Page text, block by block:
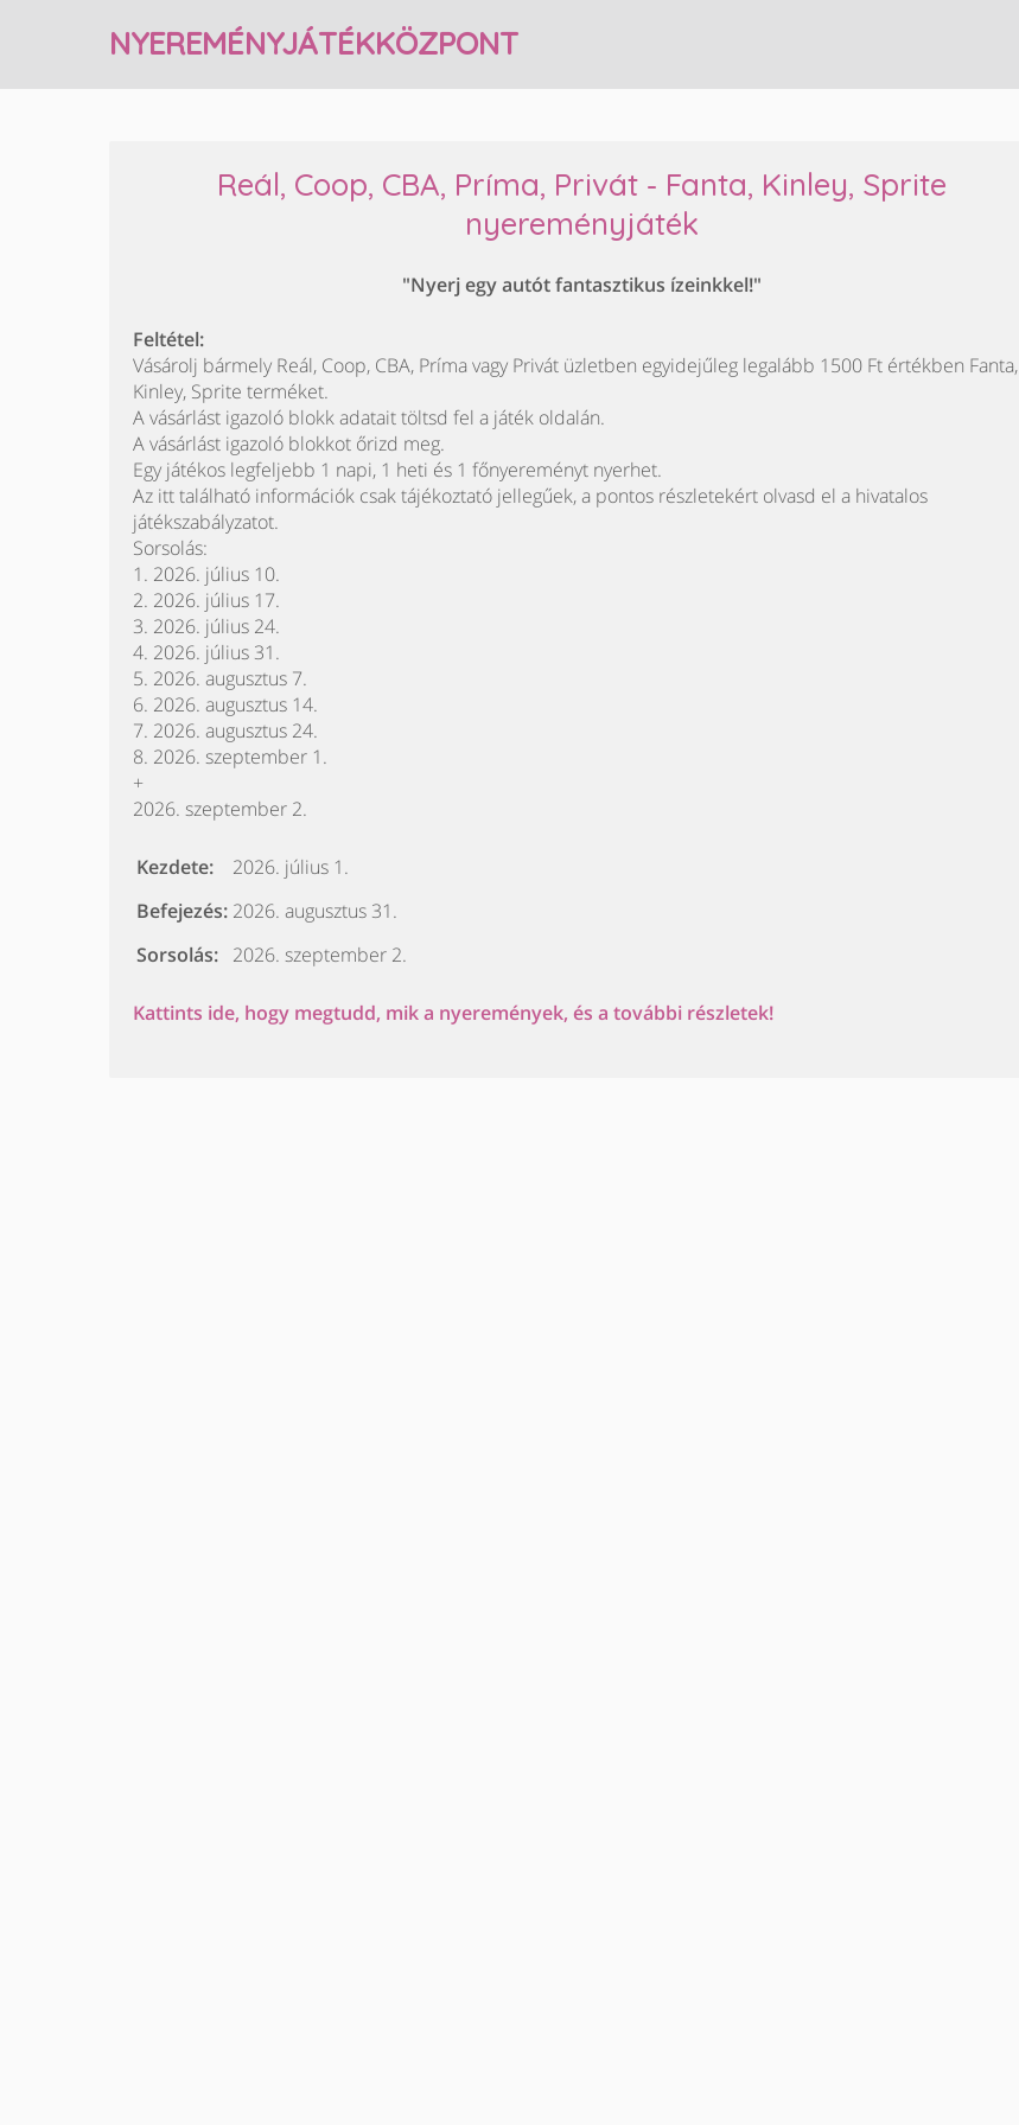
NYEREMÉNYJÁTÉKKÖZPONT
Reál, Coop, CBA, Príma, Privát - Fanta, Kinley, Sprite
nyereményjáték
"Nyerj egy autót fantasztikus ízeinkkel!"
Feltétel:
Vásárolj bármely Reál, Coop, CBA, Príma vagy Privát üzletben egyidejűleg legalább 1500 Ft értékben Fanta,
Kinley, Sprite terméket.
A vásárlást igazoló blokk adatait töltsd fel a játék oldalán.
A vásárlást igazoló blokkot őrizd meg.
Egy játékos legfeljebb 1 napi, 1 heti és 1 főnyereményt nyerhet.
Az itt található információk csak tájékoztató jellegűek, a pontos részletekért olvasd el a hivatalos
játékszabályzatot.
Sorsolás:
1. 2026. július 10.
2. 2026. július 17.
3. 2026. július 24.
4. 2026. július 31.
5. 2026. augusztus 7.
6. 2026. augusztus 14.
7. 2026. augusztus 24.
8. 2026. szeptember 1.
+
2026. szeptember 2.
Kezdete:
2026. július 1.
Befejezés: 2026. augusztus 31.
Sorsolás: 2026. szeptember 2.
Kattints ide, hogy megtudd, mik a nyeremények, és a további részletek!